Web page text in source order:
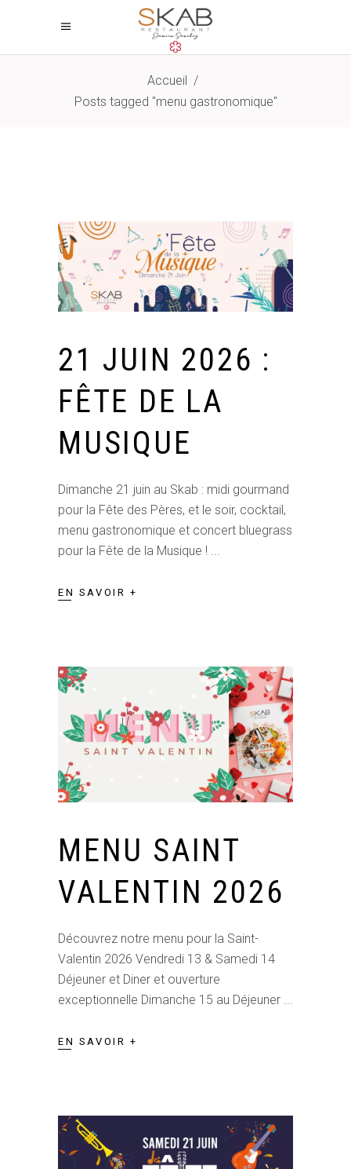
Accueil /
Posts tagged "menu gastronomique"
21 JUIN 2026 :
FÊTE DE LA
MUSIQUE
Dimanche 21 juin au Skab : midi gourmand
pour la Fête des Pères, et le soir, cocktail,
menu gastronomique et concert bluegrass
pour la Fête de la Musique !
EN SAVOIR +
MENU SAINT
VALENTIN 2026
Découvrez notre menu pour la Saint-
Valentin 2026 Vendredi 13 & Samedi 14
Déjeuner et Diner et ouverture
exceptionnelle Dimanche 15 au Déjeuner
EN SAVOIR +